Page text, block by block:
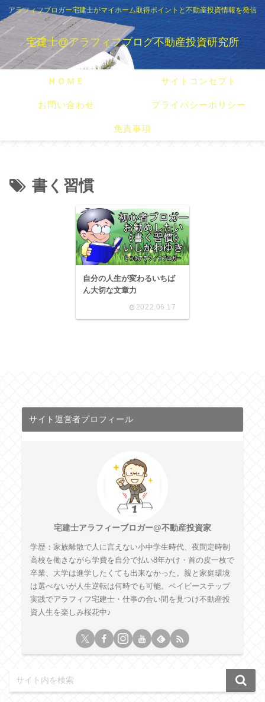
アラフィフブロガー宅建士がマイホーム取得ポイントと不動産投資情報を発信
宅建士@アラフィフブログ不動産投資研究所
ＨＯＭＥ サイトコンセプト
お問い合わせ プライバシーポリシー
免責事項
書く習慣
自分の人生が変わるいちば
ん大切な文章力
2022.06.17
サイト運営者プロフィール
宅建士アラフィーブロガー@不動産投資家
学歴：家族離散で人に言えない小中学生時代、夜間定時制
高校を働きながら学費を自分で払い8年かけ・首の皮一枚で
卒業、大学は進学したくても出来なかった。親と家庭環境
は選べないが人生逆転は何時でも可能。ベイビーステップ
実践でアラフィフ宅建士・仕事の合い間を見つけ不動産投
資人生を楽しみ桜花中♪